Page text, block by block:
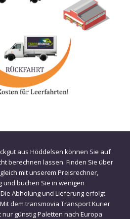
aus Höddelsen können Sie auf
berechnen lassen. Finden Sie über
mit unserem Preisrechner,
und buchen Sie in wenigen
Abholung und Lieferung erfolgt
dem transmovia Transport Kurier
günstig Paletten nach Europa